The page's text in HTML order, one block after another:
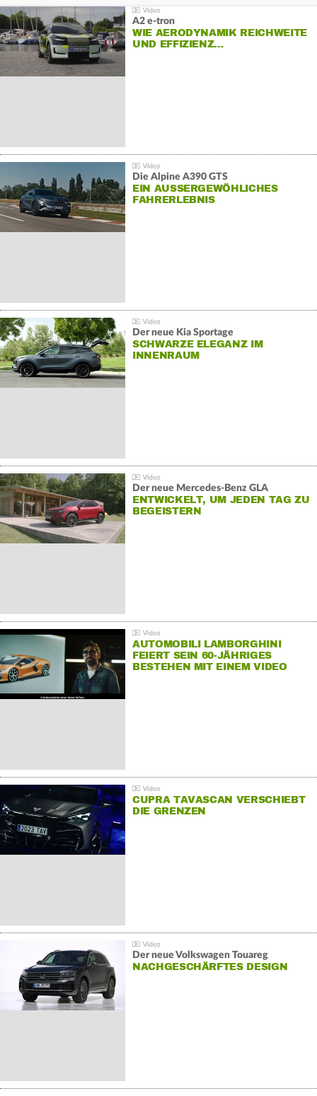
A2 e-tron
WIE AERODYNAMIK REICHWEITE
UND EFFIZIENZ…
Die Alpine A390 GTS
EIN AUSSERGEWÖHLICHES F
AHRERLEBNIS
Der neue Kia Sportage
SCHWARZE ELEGANZ IM
INNENRAUM
Der neue Mercedes-Benz GLA
ENTWICKELT, UM JEDEN TAG ZU
BEGEISTERN
AUTOMOBILI LAMBORGHINI
FEIERT SEIN 60-JÄHRIGES
BESTEHEN MIT EINEM VIDEO
CUPRA TAVASCAN VERSCHIEBT
DIE GRENZEN
Der neue Volkswagen Touareg
NACHGESCHÄRFTES DESIGN